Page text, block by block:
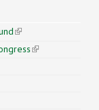
(link is
external)
(link is